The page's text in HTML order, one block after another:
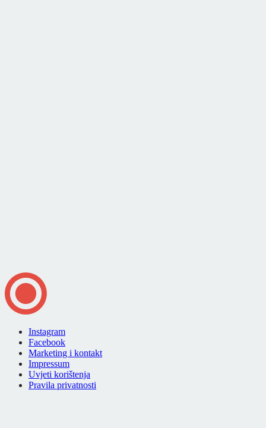
Instagram
Facebook
Marketing i kontakt
Impressum
Uvjeti korištenja
Pravila privatnosti